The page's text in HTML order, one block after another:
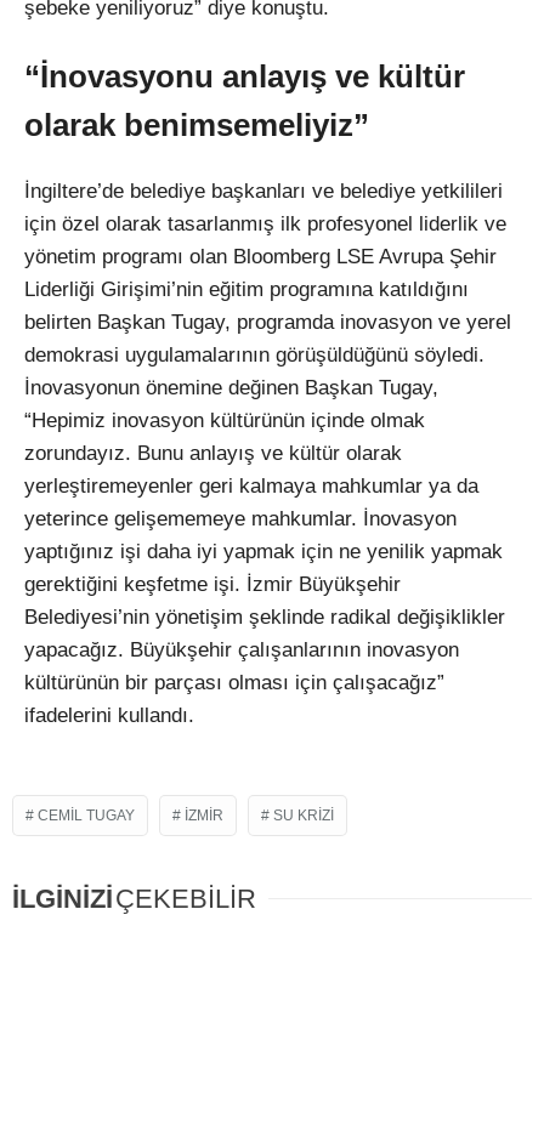
şebeke yeniliyoruz” diye konuştu.
“İnovasyonu anlayış ve kültür
olarak benimsemeliyiz”
İngiltere’de belediye başkanları ve belediye yetkilileri
için özel olarak tasarlanmış ilk profesyonel liderlik ve
yönetim programı olan Bloomberg LSE Avrupa Şehir
Liderliği Girişimi’nin eğitim programına katıldığını
belirten Başkan Tugay, programda inovasyon ve yerel
demokrasi uygulamalarının görüşüldüğünü söyledi.
İnovasyonun önemine değinen Başkan Tugay,
“Hepimiz inovasyon kültürünün içinde olmak
zorundayız. Bunu anlayış ve kültür olarak
yerleştiremeyenler geri kalmaya mahkumlar ya da
yeterince gelişememeye mahkumlar. İnovasyon
yaptığınız işi daha iyi yapmak için ne yenilik yapmak
gerektiğini keşfetme işi. İzmir Büyükşehir
Belediyesi’nin yönetişim şeklinde radikal değişiklikler
yapacağız. Büyükşehir çalışanlarının inovasyon
kültürünün bir parçası olması için çalışacağız”
ifadelerini kullandı.
CEMIL TUGAY IZMIR SU KRIZI
İLGİNİZİÇEKEBİLİR